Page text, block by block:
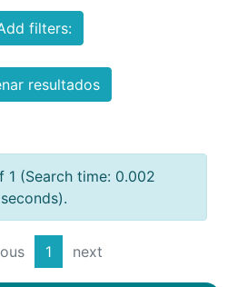
filters:
resultados
1 (Search time: 0.002
seconds).
1 next